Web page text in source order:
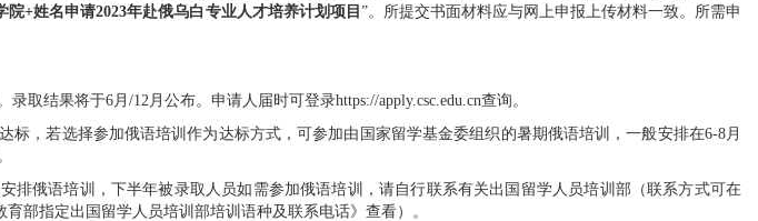
院+姓名申请2023年赴俄乌白专业人才培养计划项目 ”。所提交书面材料应与网上申报上传材料一致。所需申
录取结果将于6月 /12月公布。申请人届时可登录https://apply.csc.edu.cn查询。
标，若选择参加俄语培训作为达标方式，可参加由国家留学基金委组织的暑期俄语培训，一般安排在6-8月
排俄语培训，下半年被录取人员如需参加俄语培训，请自行联系有关出国留学人员培训部（联系方式可在
部指定出国留学人员培训部培训语种及联系电话》查看）。